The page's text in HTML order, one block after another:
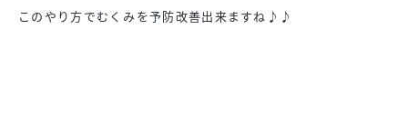
このやり方でむくみを予防改善出来ますね♪♪